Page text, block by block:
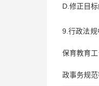
D.修正目
9.行政法
保育教育
政事务规范